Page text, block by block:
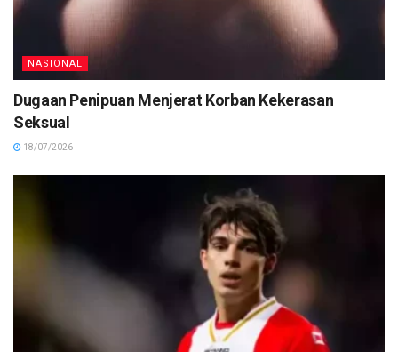
NASIONAL
Dugaan Penipuan Menjerat Korban Kekerasan
Seksual
18/07/2026